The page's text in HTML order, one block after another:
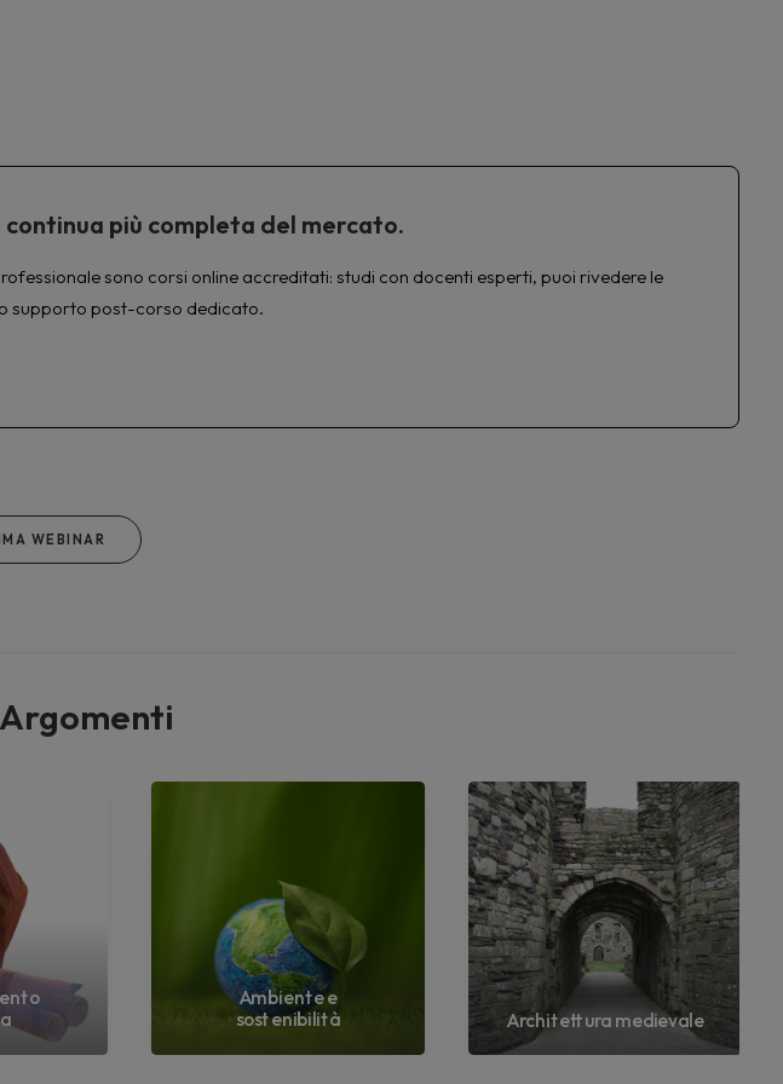
più completa del mercato.
sono corsi online accreditati: studi con docenti esperti, puoi rivedere le
supporto post-corso dedicato.
WEBINAR
Ambiente e
sostenibilità
Architettura medievale